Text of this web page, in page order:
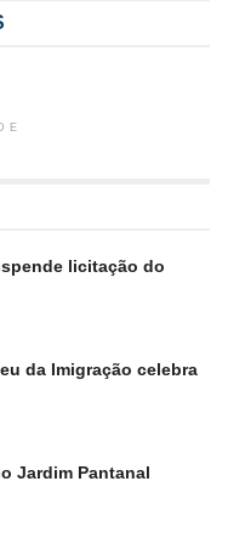
licitação do
da Imigração celebra
Jardim Pantanal